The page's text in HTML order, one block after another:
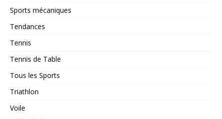
Sports mécaniques
Tendances
Tennis
Tennis de Table
Tous les Sports
Triathlon
Voile